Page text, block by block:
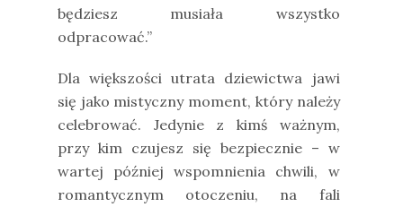
będziesz musiała wszystko
odpracować.”
Dla większości utrata dziewictwa jawi
się jako mistyczny moment, który należy
celebrować. Jedynie z kimś ważnym,
przy kim czujesz się bezpiecznie – w
wartej później wspomnienia chwili, w
romantycznym otoczeniu, na fali